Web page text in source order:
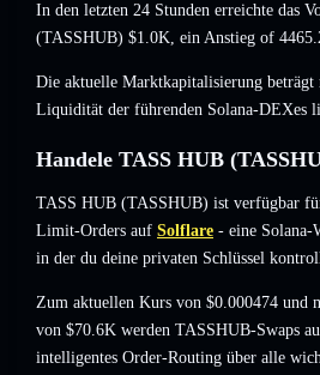
In den letzten 24 Stunden erreichte das
(TASSHUB) $1.0K, ein Anstieg of
Die aktuelle Marktkapitalisierung beträgt
Liquidität der führenden Solana-DEXes
Handele TASS HUB
TASS HUB (TASSHUB) ist verfügbar
Limit-Orders auf Solflare - eine Solana-
in der du deine privaten Schlüssel
Zum aktuellen Kurs von $0.000474
von $70.6K werden TASSHUB-Swaps
intelligentes Order-Routing über alle